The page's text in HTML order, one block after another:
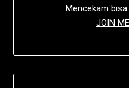
Mencekam
JOIN